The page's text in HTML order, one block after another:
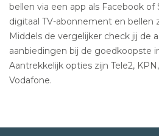
bellen via een app als Facebook of
digitaal TV-abonnement en bellen
Middels de vergelijker check jij de
aanbiedingen bij de goedkoopste
Aantrekkelijk opties zijn Tele2,
Vodafone.